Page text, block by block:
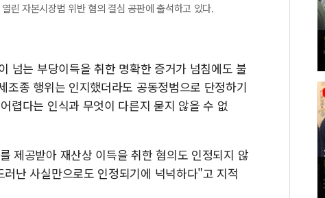
린 자본시장법 위반 혐의 결심 공판에 출석하고 있다.
넘는 부당이득을 취한 명확한 증거가 넘침에도 불
종 행위는 인지했더라도 공동정범으로 단정하기
렵다는 인식과 무엇이 다른지 묻지 않을 수 없
제공받아 재산상 이득을 취한 혐의도 인정되지 않
난 사실만으로도 인정되기에 넉넉하다"고 지적